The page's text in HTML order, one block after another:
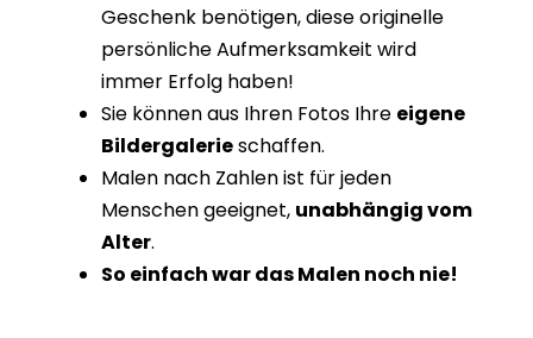
Geschenk benötigen, diese originelle
persönliche Aufmerksamkeit wird
immer Erfolg haben!
Sie können aus Ihren Fotos Ihre eigene
Bildergalerieschaffen.
Malen nach Zahlen ist für jeden
Menschen geeignet, unabhängig vom
Alter.
So einfach war das Malen noch nie!